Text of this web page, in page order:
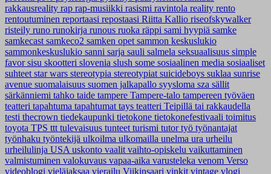
rakkausreality rap rap-musiikki rasismi ravintola reality rento
rentoutuminen reportaasi repostaasi Riitta Kallio riseofskywalker
risteily runo runokirja runous ruoka räppi sami hyypiä samke
samkecast samkeco2 samken opet sammon keskuslukio
sammonkeskuslukio sanni sarja sauli salmela seksuaalisuus simple
favorsisu skootteri slovenia slush some sosiaalinen media sosiaaliset
suhteet star wars stereotypia stereotypiat suicideboys suklaa sunrise
avenue suomalaisuus suomen jalkapallo syysloma sza sällit
särkänniemi tahko taide tampere Tampere-talo tampereen työväen
teatteri tapahtuma tapahtumat tays teatteri Teipillä tai rakkaudella
testi thecrown tiedekaupunki tietokone tietokonefestivaali toimitus
toyota TPS ttt tulevaisuus tunteet turismi tutortyö työnantajat
työnhaku työntekijä ulkoilma ulkomailla unelma ura urheilu
urheilulinja USA uskonto vaalit vaihto-opiskelu vaikuttaminen
valmistuminen valokuvaus vapaa-aika varusteleka venom Verso
videoblogi vieläjaksaa vierailu Viikinsaari vinkit vintage vlogi